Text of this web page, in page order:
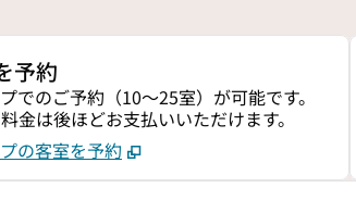
予約
でのご予約（10～25室）が可能です。
金は後ほどお支払いいただけます。
の客室を予約